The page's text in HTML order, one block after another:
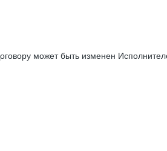
может быть изменен